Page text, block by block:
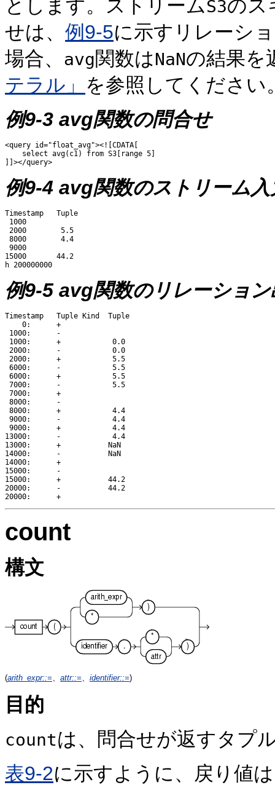
とします。ストリームS3のス
せは、 例9-5に示すリレーシ
場合、 avg関数はNaNの結果を
テラル」 を参照してください
例9-3 avg関数の問合せ
<query id="float_avg"><![CDATA[
    select avg(c1) from S3[range 5]
例9-4 avg関数のストリーム入
Timestamp   Tuple
1000
2000        5.5
8000        4.4
9000
15000       44.2
例9-5 avg関数のリレーション
Timestamp   Tuple Kind  Tuple
    0:      +
1000:      -
1000:      +            0.0
2000:      -            0.0
2000:      +            5.5
6000:      -            5.5
6000:      +            5.5
7000:      -            5.5
7000:      +
8000:      -
8000:      +            4.4
9000:      -            4.4
9000:      +            4.4
13000:      -            4.4
13000:      +           NaN
14000:      -           NaN
14000:      +
15000:      -
15000:      +           44.2
20000:      -           44.2
count
構文
(arith_expr::= attr::= identifier::=)
目的
countは、問合せが返すタプ
表9-2に示すように、戻り値